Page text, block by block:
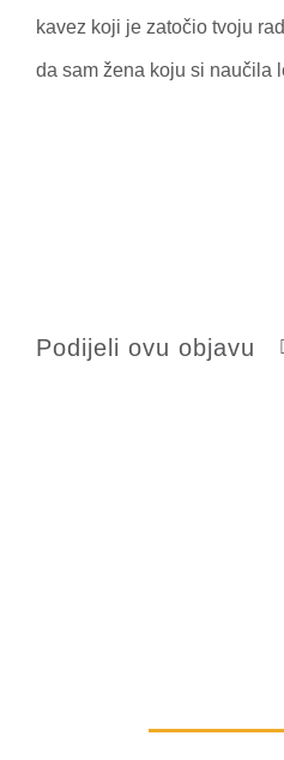
kavez koji je zatočio tvoju
da sam žena koju si naučila
Podijeli ovu objavu